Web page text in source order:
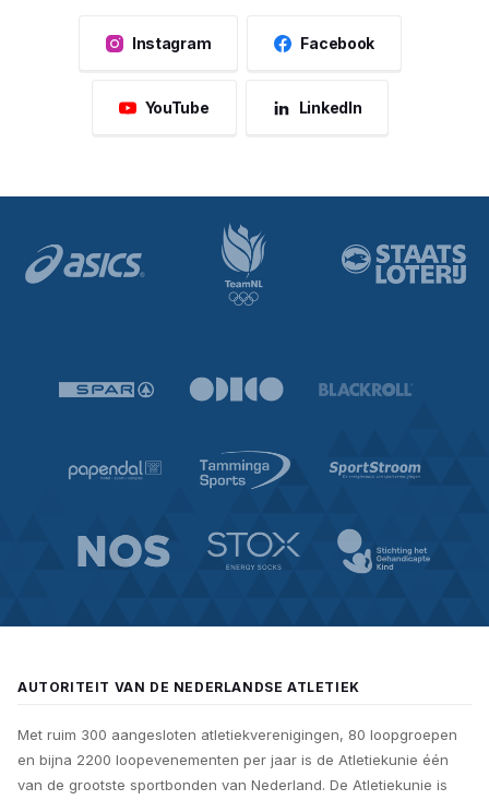
Instagram Facebook
YouTube LinkedIn
AUTORITEIT VAN DE NEDERLANDSE ATLETIEK
Met ruim 300 aangesloten atletiekverenigingen, 80 loopgroepen
en bijna 2200 loopevenementen per jaar is de Atletiekunie één
van de grootste sportbonden van Nederland. De Atletiekunie is